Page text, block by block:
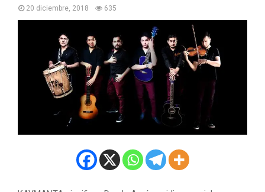
20 diciembre, 2018 635